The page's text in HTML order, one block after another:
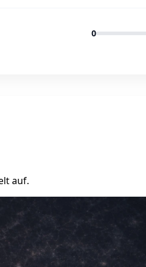
0
auf.